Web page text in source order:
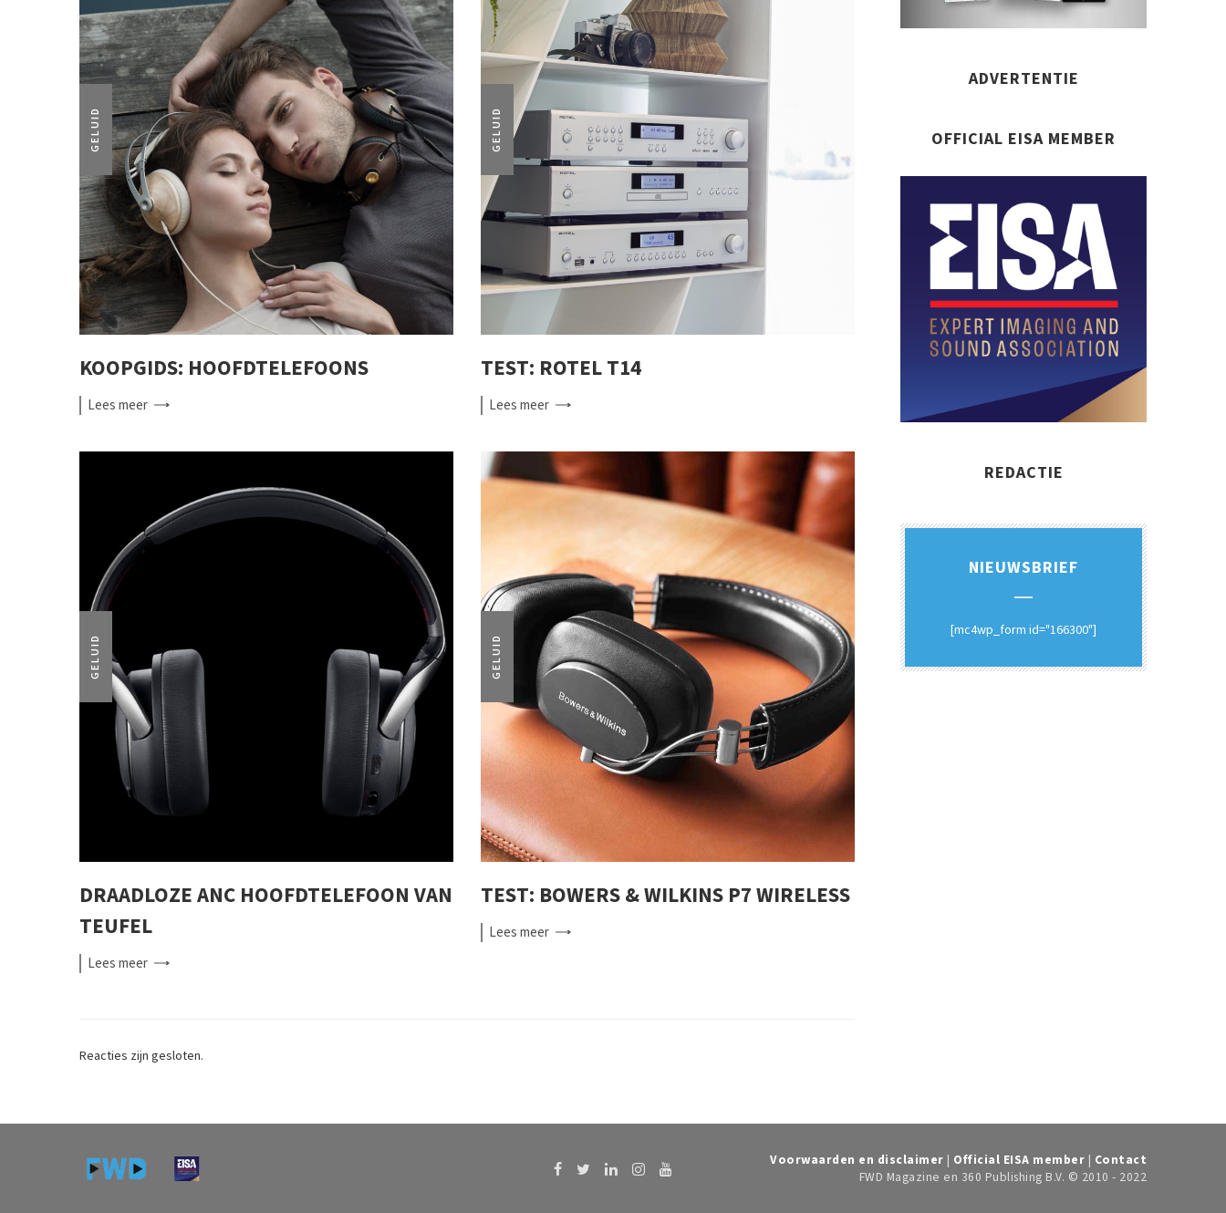
GELUID
KOOPGIDS: HOOFDTELEFOONS
Leesmeer
GELUID
TEST: ROTEL T14
Leesmeer
GELUID
DRAADLOZE ANC HOOFDTELEFOON VAN
TEUFEL
Leesmeer
GELUID
TEST: BOWERS & WILKINS P7 WIRELESS
Leesmeer
Reacties zijn gesloten.
ADVERTENTIE
OFFICIAL EISA MEMBER
REDACTIE
NIEUWSBRIEF
[mc4wp_form id="166300"]
Voorwaarden en disclaimer | Official EISA member | Contact
FWD Magazine en 360 Publishing B.V. © 2010 - 2022